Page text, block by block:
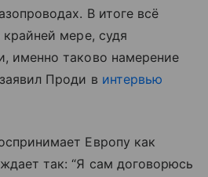
В итоге всё
мере, судя
именно таково намерение
Проди в интервью
Европу как
так: “Я сам договорюсь